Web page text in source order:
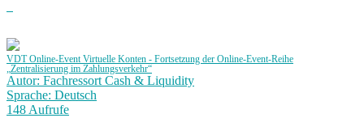
VDT Online-Event Virtuelle Konten - Fortsetzung der Online-Event-Reihe
„Zentralisierung im Zahlungsverkehr“
Autor: Fachressort Cash & Liquidity
Sprache: Deutsch
148 Aufrufe